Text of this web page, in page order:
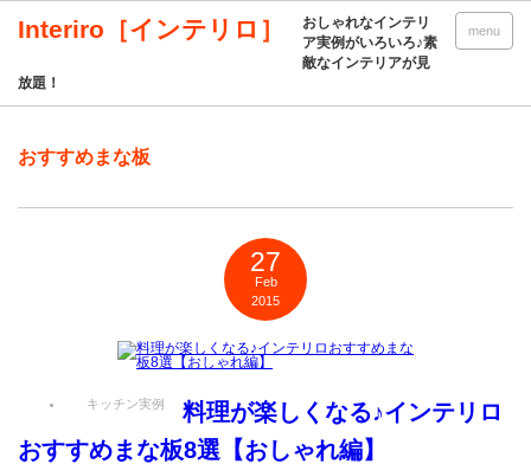
Interiro［インテリロ］ menu
おしゃれなインテリ
ア実例がいろいろ♪素
敵なインテリアが見
放題！
おすすめまな板
27
Feb
2015
キッチン実例
料理が楽しくなる♪インテリロ
おすすめまな板8選【おしゃれ編】